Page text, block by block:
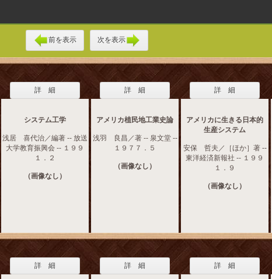
前を表示 次を表示
詳 細
システム工学
浅居 喜代治／編著 -- 放送
大学教育振興会 -- １９９
１．２
（画像なし）
詳 細
アメリカ植民地工業史論
浅羽 良昌／著 -- 泉文堂 --
１９７７．５
（画像なし）
詳 細
アメリカに生きる日本的
生産システム
安保 哲夫／［ほか］著 --
東洋経済新報社 -- １９９
１．９
（画像なし）
詳 細 詳 細 詳 細